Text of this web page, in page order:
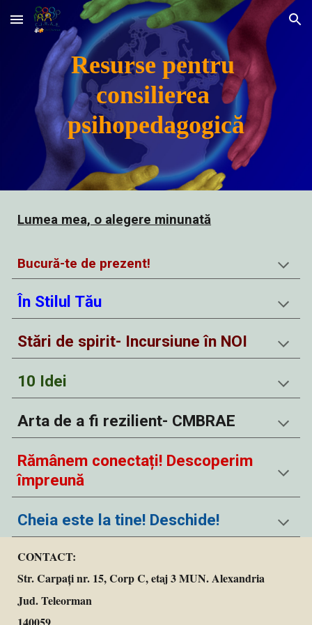
Skip to main content Skip to navigation
Resurse pentru
consilierea
psihopedagogică
Lumea mea, o alegere minunată
Bucură-te de prezent!
În Stilul Tău
Stări de spirit- Incursiune în NOI
10 Idei
Arta de a fi rezilient- CMBRAE
Rămânem conectați! Descoperim
împreună
Cheia este la tine! Deschide!
CONTACT:
Str. Carpați nr. 15, Corp C, etaj 3 MUN. Alexandria
Jud. Teleorman